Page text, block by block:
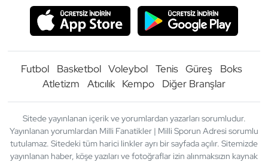
Futbol Basketbol Voleybol Tenis Güreş
Boks
Atletizm
Atıcılık Kempo Diğer Branşlar
Sitede yayınlanan içerik ve yorumlardan yazarları sorumludur.
Yayınlanan yorumlardan Milli Fanatikler | Milli Sporun Adresi sorumlu
tutulamaz. Sitedeki tüm harici linkler ayrı bir sayfada açılır. Sitemizde
yayınlanan haber, köşe yazıları ve fotoğraflar izin alınmaksızın kaynak